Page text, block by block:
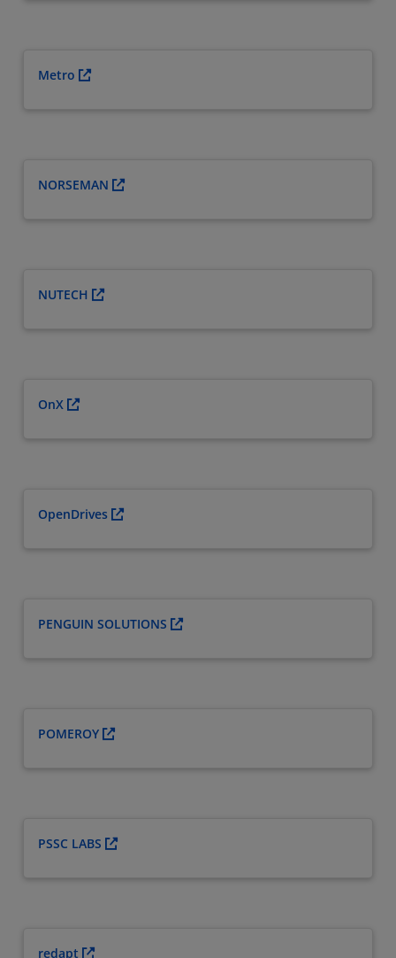
Metro
NORSEMAN
NUTECH
OnX
OpenDrives
PENGUIN SOLUTIONS
POMEROY
PSSC LABS
redapt